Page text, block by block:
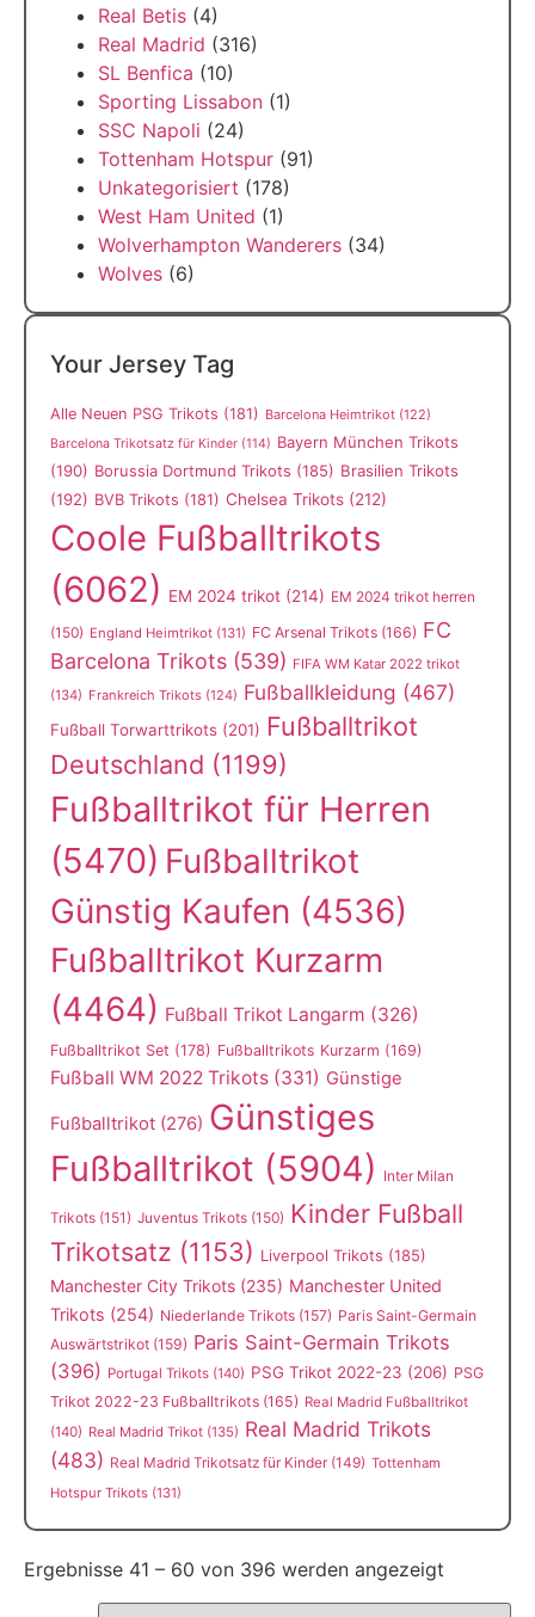
Real Betis (4)
Real Madrid (316)
SL Benfica (10)
Sporting Lissabon (1)
SSC Napoli (24)
Tottenham Hotspur (91)
Unkategorisiert (178)
West Ham United (1)
Wolverhampton Wanderers (34)
Wolves (6)
Your Jersey Tag
Alle Neuen PSG Trikots (181) Barcelona Heimtrikot (122)
Barcelona Trikotsatz für Kinder (114) Bayern München Trikots
(190) Borussia Dortmund Trikots (185) Brasilien Trikots
(192) BVB Trikots (181) Chelsea Trikots (212)
Coole Fußballtrikots
(6062) EM 2024 trikot (214) EM 2024 trikot herren
(150) England Heimtrikot (131) FC Arsenal Trikots (166) FC
Barcelona Trikots (539) FIFA WM Katar 2022 trikot
(134) Frankreich Trikots (124) Fußballkleidung (467)
Fußball Torwarttrikots (201) Fußballtrikot
Deutschland (1199)
Fußballtrikot für Herren
(5470) Fußballtrikot
Günstig Kaufen (4536)
Fußballtrikot Kurzarm
(4464) Fußball Trikot Langarm (326)
Fußballtrikot Set (178) Fußballtrikots Kurzarm (169)
Fußball WM 2022 Trikots (331) Günstige
Fußballtrikot (276) Günstiges
Fußballtrikot (5904) Inter Milan
Trikots (151) Juventus Trikots (150) Kinder Fußball
Trikotsatz (1153) Liverpool Trikots (185)
Manchester City Trikots (235) Manchester United
Trikots (254) Niederlande Trikots (157) Paris Saint-Germain
Auswärtstrikot (159) Paris Saint-Germain Trikots
(396) Portugal Trikots (140) PSG Trikot 2022-23 (206) PSG
Trikot 2022-23 Fußballtrikots (165) Real Madrid Fußballtrikot
(140) Real Madrid Trikot (135) Real Madrid Trikots
(483) Real Madrid Trikotsatz für Kinder (149) Tottenham
Hotspur Trikots (131)
Ergebnisse 41 – 60 von 396 werden angezeigt